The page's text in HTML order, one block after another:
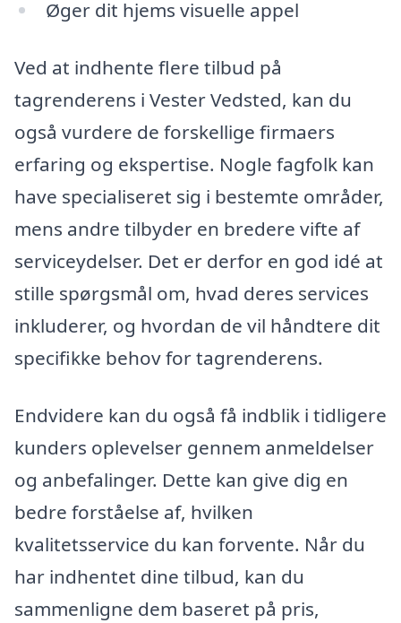
Øger dit hjems visuelle appel
Ved at indhente flere tilbud på
tagrenderens i Vester Vedsted, kan du
også vurdere de forskellige firmaers
erfaring og ekspertise. Nogle fagfolk kan
have specialiseret sig i bestemte områder,
mens andre tilbyder en bredere vifte af
serviceydelser. Det er derfor en god idé at
stille spørgsmål om, hvad deres services
inkluderer, og hvordan de vil håndtere dit
specifikke behov for tagrenderens.
Endvidere kan du også få indblik i tidligere
kunders oplevelser gennem anmeldelser
og anbefalinger. Dette kan give dig en
bedre forståelse af, hvilken
kvalitetsservice du kan forvente. Når du
har indhentet dine tilbud, kan du
sammenligne dem baseret på pris,